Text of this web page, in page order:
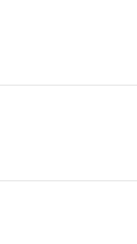
2025〕
有限公
西省分行
的请示
，现批